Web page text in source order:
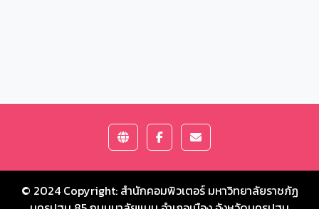
© 2024 Copyright: สำนักคอมพิวเตอร์ มหาวิทยาลัยราชภัฏ